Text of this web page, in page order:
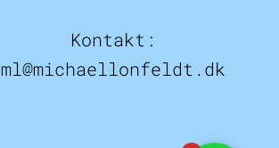
Kontakt:
ml@michaellonfeldt.dk